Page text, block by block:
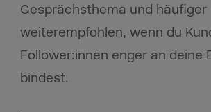
Gesprächsthema und häufiger
weiterempfohlen, wenn du
Follower:innen enger an deine
bindest.